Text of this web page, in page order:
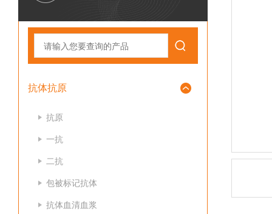
抗体抗原
抗原
一抗
二抗
包被标记抗体
抗体血清血浆